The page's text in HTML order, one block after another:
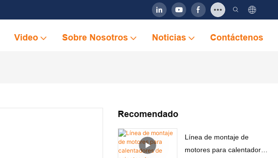
Video Sobre Nosotros Noticias Contáctenos
Recomendado
Línea de montaje de
motores para calentadores